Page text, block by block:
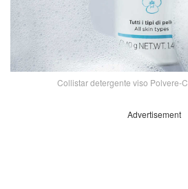
Collistar detergente viso Polvere-
Advertisement